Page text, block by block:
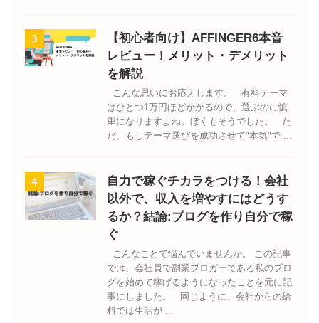
3
【初心者向け】AFFINGER6本音
レビュー！メリット・デメリット
を解説
こんな思いにお応えします。 有料テーマ
はひとつ1万円ほどかかるので、選ぶのに慎
重になりますよね。ぼくもそうでした。 た
だ、もしテーマ選びを成功させて"本気"で ...
4
自力で稼ぐチカラをつける！会社
以外で、収入を増やすにはどうす
るか？結論:ブログを作り自分で稼
ぐ
こんなことで悩んでいませんか。 この記事
では、会社員で副業ブロガーである私のブロ
グを始めて稼げるようになったことを元に記
事にしました。 同じように、会社からの給
料では生活が ...